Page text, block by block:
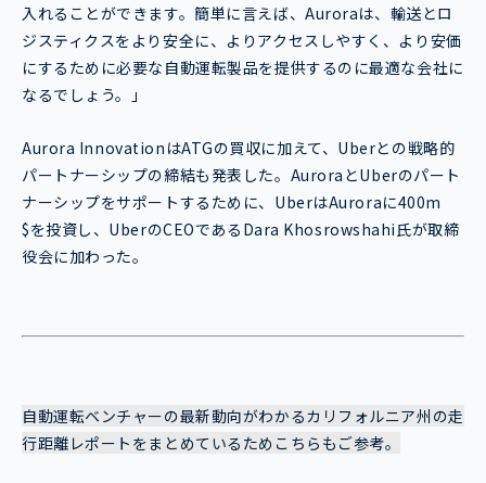
入れることができます。簡単に言えば、Auroraは、輸送とロ
ジスティクスをより安全に、よりアクセスしやすく、より安価
にするために必要な自動運転製品を提供するのに最適な会社に
なるでしょう。」
Aurora InnovationはATGの買収に加えて、Uberとの戦略的
パートナーシップの締結も発表した。AuroraとUberのパート
ナーシップをサポートするために、UberはAuroraに400m
$を投資し、UberのCEOであるDara Khosrowshahi氏が取締
役会に加わった。
自動運転ベンチャーの最新動向がわかるカリフォルニア州の走
行距離レポートをまとめているためこちらもご参考。